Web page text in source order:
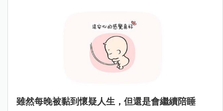
雖然每晚被黏到懷疑人生，但還是會繼續陪睡